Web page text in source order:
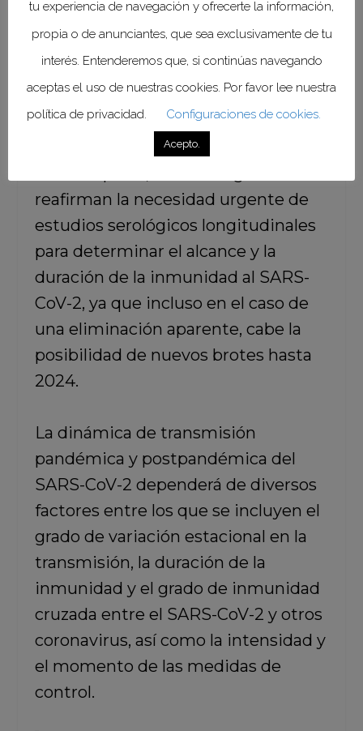
distanciamiento físico
prolongado o intermitente hasta
el año 2022,lo que propiciaría la
adquisición de la inmunidad
colectiva.
reafirman la necesidad urgente de
estudios serológicos longitudinales
para determinar el alcance y la
duración de la inmunidad al SARS-
CoV-2, ya que incluso en el caso de
una eliminación aparente, cabe la
posibilidad de nuevos brotes hasta
2024.
La dinámica de transmisión
pandémica y postpandémica del
SARS-CoV-2 dependerá de diversos
factores entre los que se incluyen el
grado de variación estacional en la
transmisión, la duración de la
inmunidad y el grado de inmunidad
cruzada entre el SARS-CoV-2 y otros
coronavirus, así como la intensidad y
el momento de las medidas de
control.
tu experiencia de navegación y ofrecerte la información,
propia o de anunciantes, que sea exclusivamente de tu
interés. Entenderemos que, si continúas navegando
aceptas el uso de nuestras cookies. Por favor lee nuestra
política de privacidad.
Configuraciones de cookies.
Acepto.